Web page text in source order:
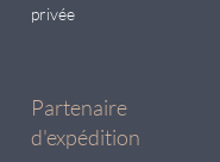
privée
Partenaire
d'expédition